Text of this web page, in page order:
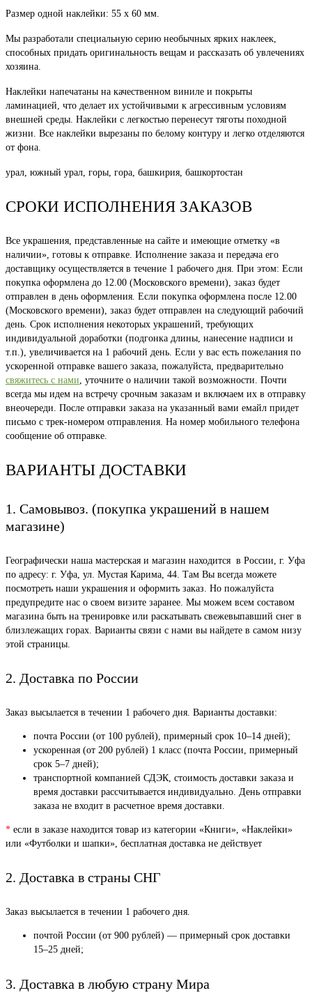
Размер одной наклейки: 55 х 60 мм.
Мы разработали специальную серию необычных ярких наклеек,
способных придать оригинальность вещам и рассказать об увлечениях
хозяина.
Наклейки напечатаны на качественном виниле и покрыты
ламинацией, что делает их устойчивыми к агрессивным условиям
внешней среды. Наклейки с легкостью перенесут тяготы походной
жизни. Все наклейки вырезаны по белому контуру и легко отделяются
от фона.
урал, южный урал, горы, гора, башкирия, башкортостан
СРОКИ ИСПОЛНЕНИЯ ЗАКАЗОВ
Все украшения, представленные на сайте и имеющие отметку «в
наличии», готовы к отправке. Исполнение заказа и передача его
доставщику осуществляется в течение 1 рабочего дня. При этом: Если
покупка оформлена до 12.00 (Московского времени), заказ будет
отправлен в день оформления. Если покупка оформлена после 12.00
(Московского времени), заказ будет отправлен на следующий рабочий
день. Срок исполнения некоторых украшений, требующих
индивидуальной доработки (подгонка длины, нанесение надписи и
т.п.), увеличивается на 1 рабочий день. Если у вас есть пожелания по
ускоренной отправке вашего заказа, пожалуйста, предварительно
свяжитесь с нами, уточните о наличии такой возможности. Почти
всегда мы идем на встречу срочным заказам и включаем их в отправку
внеочереди. После отправки заказа на указанный вами емайл придет
письмо с трек-номером отправления. На номер мобильного телефона
сообщение об отправке.
ВАРИАНТЫ ДОСТАВКИ
1. Самовывоз. (покупка украшений в нашем
магазине)
Географически наша мастерская и магазин находится в России, г. Уфа
по адресу: г. Уфа, ул. Мустая Карима, 44. Там Вы всегда можете
посмотреть наши украшения и оформить заказ. Но пожалуйста
предупредите нас о своем визите заранее. Мы можем всем составом
магазина быть на тренировке или раскатывать свежевыпавший снег в
близлежащих горах. Варианты связи с нами вы найдете в самом низу
этой страницы.
2. Доставка по России
Заказ высылается в течении 1 рабочего дня. Варианты доставки:
почта России (от 100 рублей), примерный срок 10–14 дней);
ускоренная (от 200 рублей) 1 класс (почта России, примерный
срок 5–7 дней);
транспортной компанией СДЭК, стоимость доставки заказа и
время доставки рассчитывается индивидуально. День отправки
заказа не входит в расчетное время доставки.
* если в заказе находится товар из категории «Книги», «Наклейки»
или «Футболки и шапки», бесплатная доставка не действует
2. Доставка в страны СНГ
Заказ высылается в течении 1 рабочего дня.
почтой России (от 900 рублей) — примерный срок доставки
15–25 дней;
3. Доставка в любую страну Мира